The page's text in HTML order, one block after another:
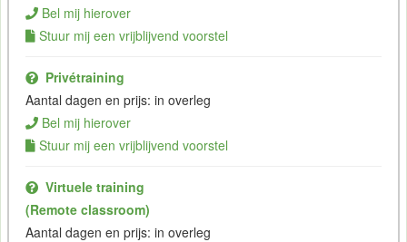
Bel mij hierover
Stuur mij een vrijblijvend voorstel
Privétraining
Aantal dagen en prijs: in overleg
Bel mij hierover
Stuur mij een vrijblijvend voorstel
Virtuele training
(Remote classroom)
Aantal dagen en prijs: in overleg